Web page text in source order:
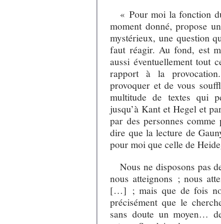
« Pour moi la fonction
moment donné, propose
mystérieux, une question
faut réagir. Au fond, est
aussi éventuellement tout
rapport à la
provoquer et de vous
multitude de textes qui
jusqu’à Kant et Hegel et
par des personnes
dire que la lecture de
pour moi que celle de
Nous ne disposons pas
nous atteignons ; nous
[…] ; mais que de fois
précisément que le
sans doute un moyen…